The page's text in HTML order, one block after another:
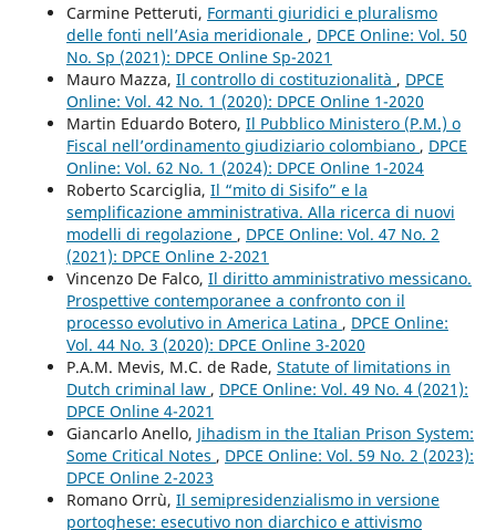
Carmine Petteruti, Formanti giuridici e pluralismo
delle fonti nell’Asia meridionale , DPCE Online: Vol. 50
No. Sp (2021): DPCE Online Sp-2021
Mauro Mazza, Il controllo di costituzionalità , DPCE
Online: Vol. 42 No. 1 (2020): DPCE Online 1-2020
Martin Eduardo Botero, Il Pubblico Ministero (P.M.) o
Fiscal nell’ordinamento giudiziario colombiano , DPCE
Online: Vol. 62 No. 1 (2024): DPCE Online 1-2024
Roberto Scarciglia, Il “mito di Sisifo” e la
semplificazione amministrativa. Alla ricerca di nuovi
modelli di regolazione , DPCE Online: Vol. 47 No. 2
(2021): DPCE Online 2-2021
Vincenzo De Falco, Il diritto amministrativo messicano.
Prospettive contemporanee a confronto con il
processo evolutivo in America Latina , DPCE Online:
Vol. 44 No. 3 (2020): DPCE Online 3-2020
P.A.M. Mevis, M.C. de Rade, Statute of limitations in
Dutch criminal law , DPCE Online: Vol. 49 No. 4 (2021):
DPCE Online 4-2021
Giancarlo Anello, Jihadism in the Italian Prison System:
Some Critical Notes , DPCE Online: Vol. 59 No. 2 (2023):
DPCE Online 2-2023
Romano Orrù, Il semipresidenzialismo in versione
portoghese: esecutivo non diarchico e attivismo